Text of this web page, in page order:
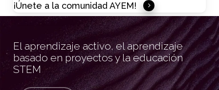
¡Únete a la comunidad AYEM!
El aprendizaje activo, el aprendizaje
basado en proyectos y la educación
STEM